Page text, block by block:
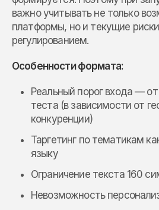
важно учитывать не только
платформы, но и текущие
регулированием.
Особенности формата:
Реальный порог входа —
теста (в зависимости от
конкуренции)
Таргетинг по тематикам
языку
Ограничение текста 160
Невозможность